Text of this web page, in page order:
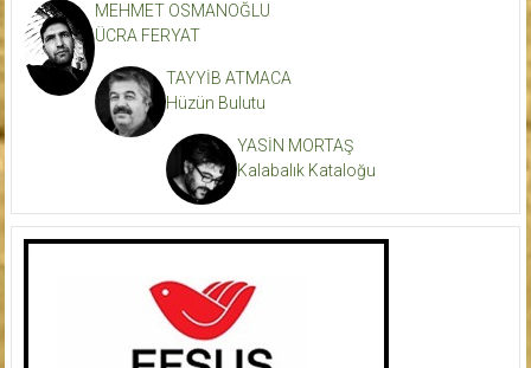
MEHMET OSMANOĞLU
ÜCRA FERYAT
TAYYİB ATMACA
Hüzün Bulutu
YASİN MORTAŞ
Kalabalık Kataloğu